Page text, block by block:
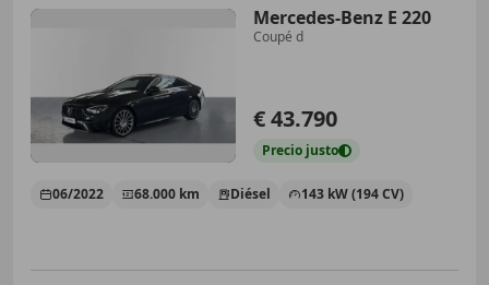
Mercedes-Benz E 220
Coupé d
€ 43.790
Precio justo
06/2022 68.000 km Diésel 143 kW (194 CV)